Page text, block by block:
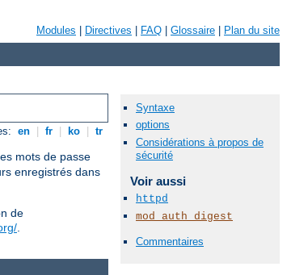
Modules Directives FAQ Glossaire Plan du site
en fr ko tr
mots de passe
enregistrés dans
de
.
Syntaxe
options
Considérations à propos de
sécurité
Voir aussi
httpd
mod_auth_digest
Commentaires